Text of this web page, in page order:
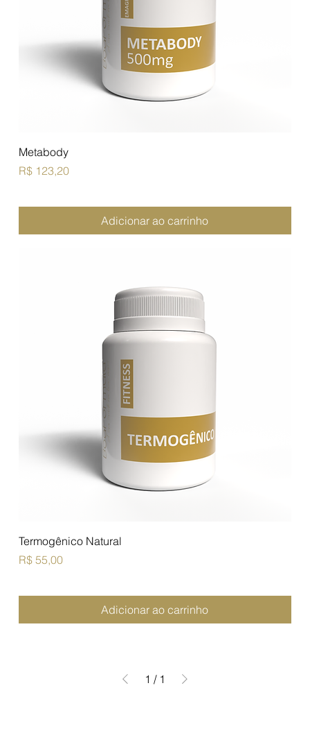
Metabody
Preço
R$ 123,20
Adicionar ao carrinho
Termogênico Natural
Preço
R$ 55,00
Adicionar ao carrinho
1 / 1